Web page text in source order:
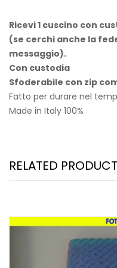
Ricevi 1 cuscino con
(se cerchi anche la
messaggio).
Con custodia
Sfoderabile con zip
Fatto per durare nel
Made in Italy 100%
RELATED